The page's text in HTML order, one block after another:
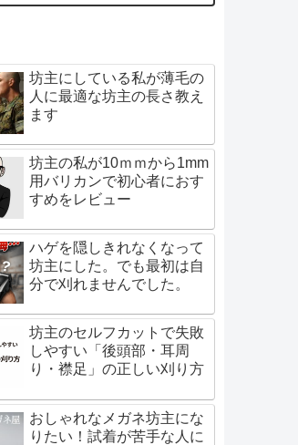
坊主にしている私が薄毛の
人に最適な坊主の長さ教え
ます
坊主の私が10ｍｍから1mm
用バリカンで初心者におす
すめをレビュー
ハゲを隠しきれなくなって
坊主にした。でも最初は自
分で刈れませんでした。
坊主のセルフカットで失敗
しやすい「後頭部・耳周
り・襟足」の正しい刈り方
おしゃれなメガネ坊主にな
りたい！試着が苦手な人に